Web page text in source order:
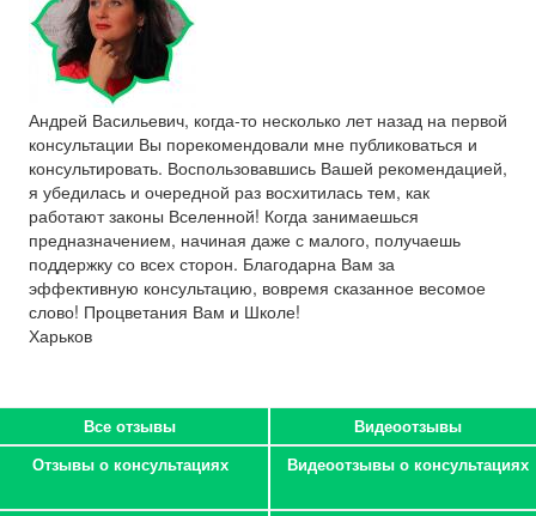
Андрей Васильевич, когда-то несколько лет назад на первой
консультации Вы порекомендовали мне публиковаться и
консультировать. Воспользовавшись Вашей рекомендацией,
я убедилась и очередной раз восхитилась тем, как
работают законы Вселенной! Когда занимаешься
предназначением, начиная даже с малого, получаешь
поддержку со всех сторон. Благодарна Вам за
эффективную консультацию, вовремя сказанное весомое
слово! Процветания Вам и Школе!
Харьков
Все отзывы
Видеоотзывы
Отзывы о консультациях
Видеоотзывы о консультациях